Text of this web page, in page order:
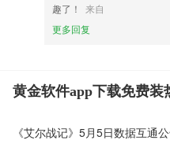
趣了！
来自
更多回复
黄金软件app下载免费装
《艾尔战记》5月5日数据互通